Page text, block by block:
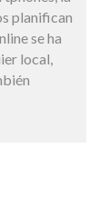
planifican
se ha
local,